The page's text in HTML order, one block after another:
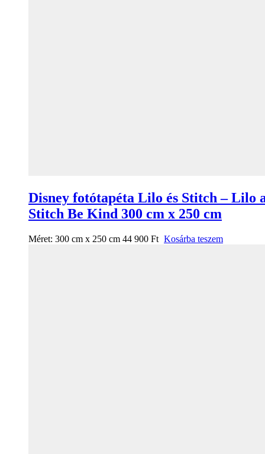
Disney fotótapéta Lilo és Stitch – Lilo
Stitch Be Kind 300 cm x 250 cm
Méret: 300 cm x 250 cm 44 900 Ft Kosárba teszem